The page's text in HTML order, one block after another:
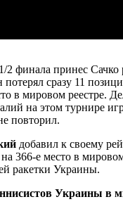
2 финала принес Сачко
потерял сразу 11
в мировом реестре.
на этом турнире
повторил.
добавил к своему
366-е место в
ракетки Украины.
Украины в